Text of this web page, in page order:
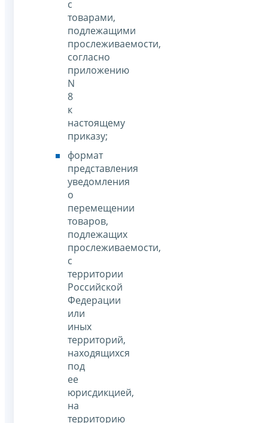
с
товарами,
подлежащими
прослеживаемости,
согласно
приложению
N
8
к
настоящему
приказу;
формат
представления
уведомления
о
перемещении
товаров,
подлежащих
прослеживаемости,
с
территории
Российской
Федерации
или
иных
территорий,
находящихся
под
ее
юрисдикцией,
на
территорию